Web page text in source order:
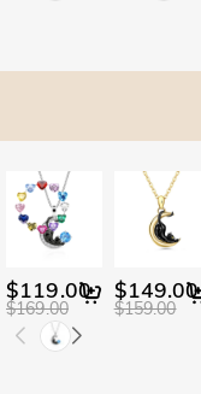
$119.00
$169.00
$149.00
$159.00